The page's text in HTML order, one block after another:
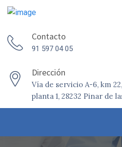
Contacto
91 597 04 05
Dirección
Vía de servicio A-6, km
planta 1, 28232 Pinar de